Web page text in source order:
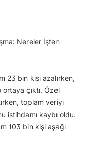
Nereler İşten
23 bin kişi azalırken,
çıktı. Özel
toplam veriyi
istihdamı kaybı oldu.
103 bin kişi aşağı